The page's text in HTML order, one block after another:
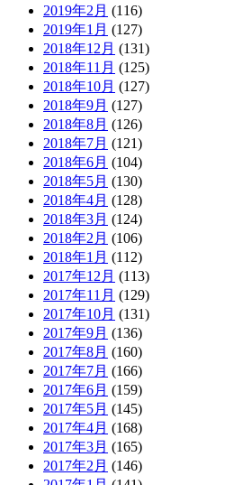
2019年2月 (116)
2019年1月 (127)
2018年12月 (131)
2018年11月 (125)
2018年10月 (127)
2018年9月 (127)
2018年8月 (126)
2018年7月 (121)
2018年6月 (104)
2018年5月 (130)
2018年4月 (128)
2018年3月 (124)
2018年2月 (106)
2018年1月 (112)
2017年12月 (113)
2017年11月 (129)
2017年10月 (131)
2017年9月 (136)
2017年8月 (160)
2017年7月 (166)
2017年6月 (159)
2017年5月 (145)
2017年4月 (168)
2017年3月 (165)
2017年2月 (146)